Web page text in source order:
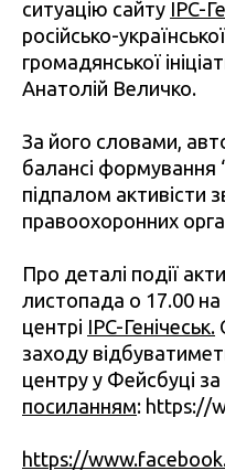
ситуацію сайту IPC-
російсько-
громадянської
Анатолій Величко.
За його словами,
балансі формування
підпалом активісти
правоохоронних
Про деталі події
листопада о 17.00 на
центрі IPC-Генічеськ.
заходу
центру у Фейсбуці за
посиланням: https://
https://